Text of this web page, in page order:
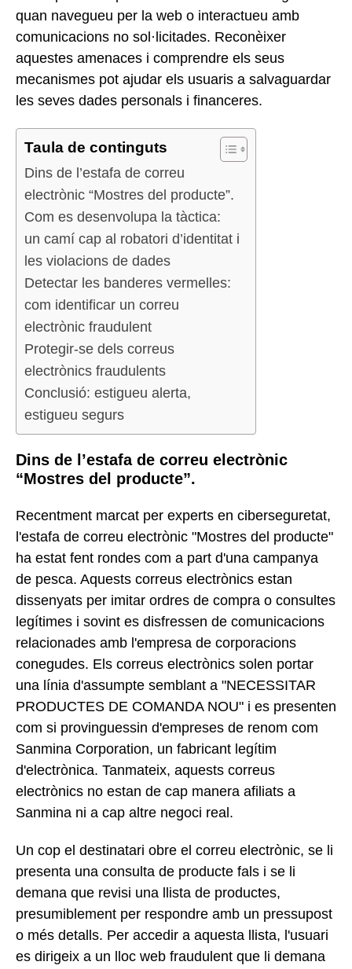
quan navegueu per la web o interactueu amb
comunicacions no sol·licitades. Reconèixer
aquestes amenaces i comprendre els seus
mecanismes pot ajudar els usuaris a salvaguardar
les seves dades personals i financeres.
Taula de continguts
Dins de l’estafa de correu
electrònic “Mostres del producte”.
Com es desenvolupa la tàctica:
un camí cap al robatori d’identitat i
les violacions de dades
Detectar les banderes vermelles:
com identificar un correu
electrònic fraudulent
Protegir-se dels correus
electrònics fraudulents
Conclusió: estigueu alerta,
estigueu segurs
Dins de l’estafa de correu electrònic
“Mostres del producte”.
Recentment marcat per experts en ciberseguretat,
l'estafa de correu electrònic "Mostres del producte"
ha estat fent rondes com a part d'una campanya
de pesca. Aquests correus electrònics estan
dissenyats per imitar ordres de compra o consultes
legítimes i sovint es disfressen de comunicacions
relacionades amb l'empresa de corporacions
conegudes. Els correus electrònics solen portar
una línia d'assumpte semblant a "NECESSITAR
PRODUCTES DE COMANDA NOU" i es presenten
com si provinguessin d'empreses de renom com
Sanmina Corporation, un fabricant legítim
d'electrònica. Tanmateix, aquests correus
electrònics no estan de cap manera afiliats a
Sanmina ni a cap altre negoci real.
Un cop el destinatari obre el correu electrònic, se li
presenta una consulta de producte fals i se li
demana que revisi una llista de productes,
presumiblement per respondre amb un pressupost
o més detalls. Per accedir a aquesta llista, l'usuari
es dirigeix a un lloc web fraudulent que li demana